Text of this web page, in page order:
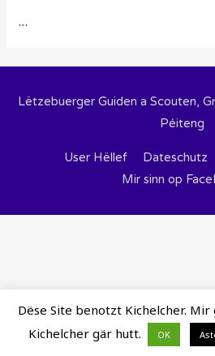
…
Lëtzebuerger Guiden a Scouten,
Péiteng
User Hëllef Dateschutz
Mir sinn op
Dëse Site benotzt Kichelcher. Mir
Kichelcher gär hutt.
OK